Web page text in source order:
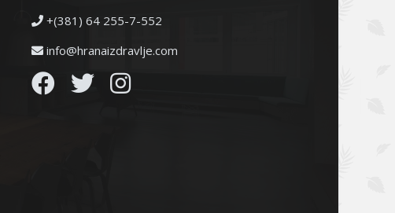
+(381) 64 255-7-552
info@hranaizdravlje.com